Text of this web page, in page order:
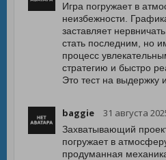
Игра погружает в
неизбежности.
заставляет
стать последним, но
процесс
стратегию и быстро
Это тест на выдержку
baggie 31 августа
Захватывающий
погружает в
продуманная